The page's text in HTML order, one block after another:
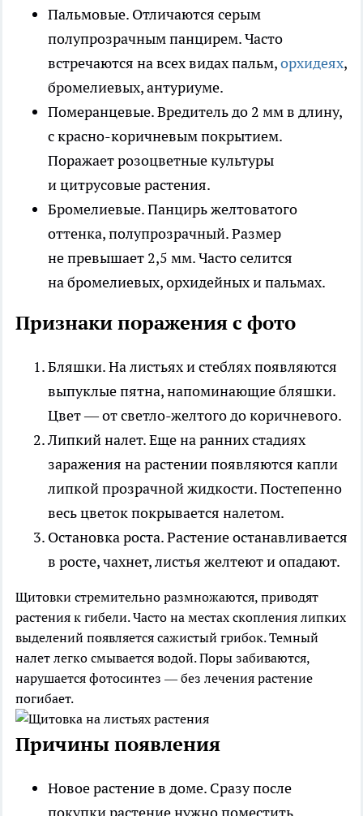
Пальмовые. Отличаются серым
полупрозрачным панцирем. Часто
встречаются на всех видах пальм,орхидеях,
бромелиевых, антуриуме.
Померанцевые. Вредитель до 2 мм в длину,
с красно-коричневым покрытием.
Поражает розоцветные культуры
и цитрусовые растения.
Бромелиевые. Панцирь желтоватого
оттенка, полупрозрачный. Размер
не превышает 2,5 мм. Часто селится
на бромелиевых, орхидейных и пальмах.
Признаки поражения с фото
Бляшки. На листьях и стеблях появляются
выпуклые пятна, напоминающие бляшки.
Цвет — от светло-желтого до коричневого.
Липкий налет. Еще на ранних стадиях
заражения на растении появляются капли
липкой прозрачной жидкости. Постепенно
весь цветок покрывается налетом.
Остановка роста. Растение останавливается
в росте, чахнет, листья желтеют и опадают.
Щитовки стремительно размножаются, приводят
растения к гибели. Часто на местах скопления липких
выделений появляется сажистый грибок. Темный
налет легко смывается водой. Поры забиваются,
нарушается фотосинтез — без лечения растение
погибает.
Причины появления
Новое растение в доме. Сразу после
покупки растение нужно поместить